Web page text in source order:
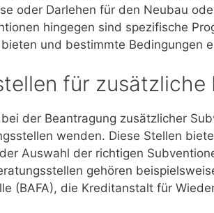
oder Darlehen für den Neubau
hingegen sind spezifische
und bestimmte Bedingungen
für zusätzliche
der Beantragung zusätzlicher
wenden. Diese Stellen
Auswahl der richtigen
gehören
(BAFA), die Kreditanstalt für